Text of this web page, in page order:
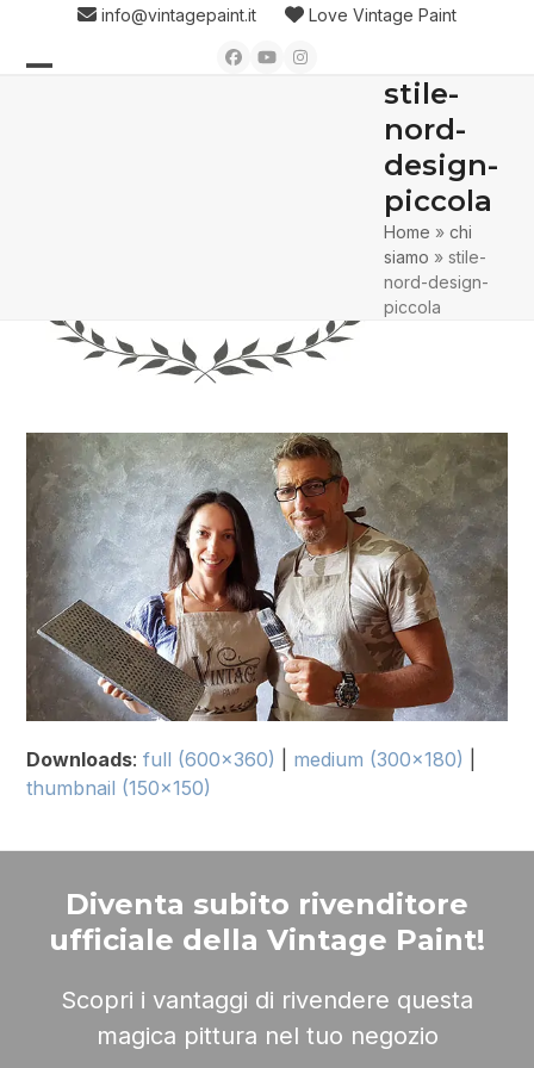
content
info@vintagepaint.it Love Vintage Paint
Facebook
YouTubeInstagram
stile-
nord-
design-
piccola
Home »chi
siamo »stile-
nord-design-
piccola
Downloads:full (600x360) medium (300x180)
thumbnail (150x150)
Diventa subito rivenditore
ufficiale della Vintage Paint!
Scopri i vantaggi di rivendere questa
magica pittura nel tuo negozio